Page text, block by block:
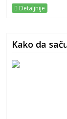
Detaljnije
Kako da